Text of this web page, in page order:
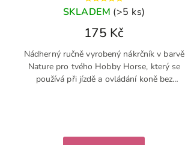
SKLADEM (>5 ks)
175 Kč
Nádherný ručně vyrobený nákrčník v barvě
Nature pro tvého Hobby Horse, který se
používá při jízdě a ovládání koně bez